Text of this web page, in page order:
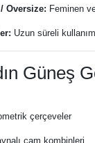
Oversize: Feminen
Uzun süreli
Güneş
çerçeveler
cam kombinleri